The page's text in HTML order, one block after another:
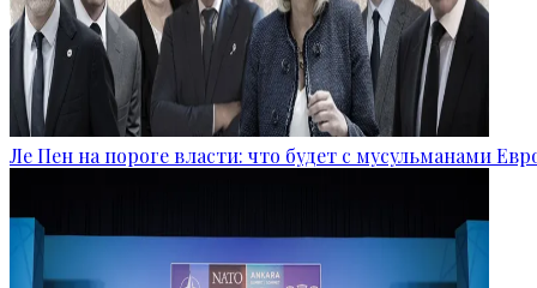
Ле Пен на пороге власти: что будет с мусульманами